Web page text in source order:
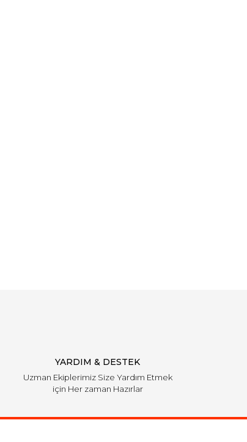
YARDIM & DESTEK
Uzman Ekiplerimiz Size Yardım Etmek
için Her zaman Hazırlar